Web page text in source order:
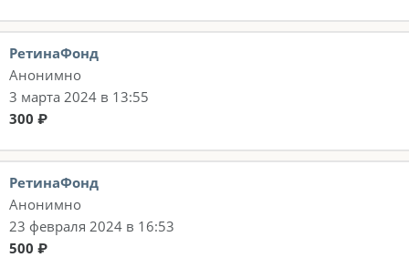
РетинаФонд
Анонимно
3 марта 2024 в 13:55
300 ₽
РетинаФонд
Анонимно
23 февраля 2024 в 16:53
500 ₽